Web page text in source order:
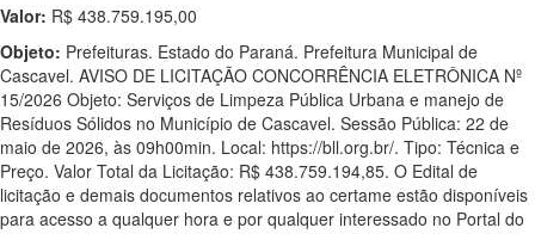
Valor: R$ 438.759.195,00
Objeto: Prefeituras. Estado do Paraná. Prefeitura Municipal de
Cascavel. AVISO DE LICITAÇÃO CONCORRÊNCIA ELETRÔNICA Nº
15/2026 Objeto: Serviços de Limpeza Pública Urbana e manejo de
Resíduos Sólidos no Município de Cascavel. Sessão Pública: 22 de
maio de 2026, às 09h00min. Local: https://bll.org.br/. Tipo: Técnica e
Preço. Valor Total da Licitação: R$ 438.759.194,85. O Edital de
licitação e demais documentos relativos ao certame estão disponíveis
para acesso a qualquer hora e por qualquer interessado no Portal do